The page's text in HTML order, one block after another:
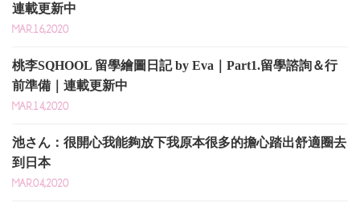
連載更新中
MAR.16,2020
桃李SQHOOL 留學繪圖日記 by Eva｜Part1.留學諮詢＆行
前準備｜連載更新中
MAR.14,2020
池さん：很開心我能夠放下我原本很多的擔心踏出舒適圈去
到日本
MAR.04,2020